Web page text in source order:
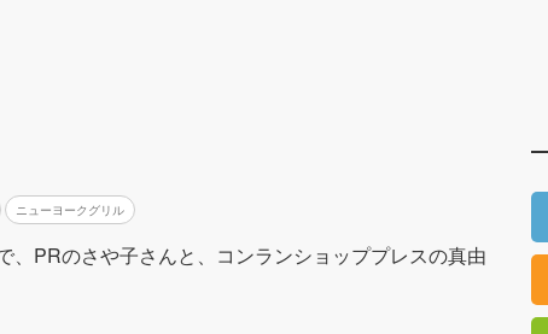
ニューヨークグリル
、PRのさや子さんと、コンランショッププレスの真由